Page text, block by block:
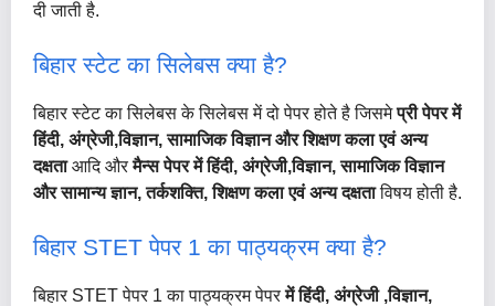
दी जाती है.
बिहार स्टेट का सिलेबस क्या है?
बिहार स्टेट का सिलेबस के सिलेबस में दो पेपर होते है जिसमेप्री पेपर में
हिंदी, अंग्रेजी,विज्ञान, सामाजिक विज्ञान और शिक्षण कला एवं अन्य
दक्षताआदि औरमैन्स पेपर में हिंदी, अंग्रेजी,विज्ञान, सामाजिक विज्ञान
और सामान्य ज्ञान, तर्कशक्ति, शिक्षण कला एवं अन्य दक्षताविषय होती है.
बिहार STET पेपर 1 का पाठ्यक्रम क्या है?
बिहार STET पेपर 1 का पाठ्यक्रम पेपरमें हिंदी, अंग्रेजी ,विज्ञान,